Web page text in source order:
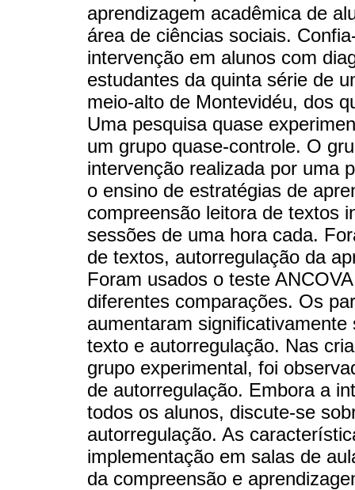
aprendizagem acadêmica de
área de ciências sociais.
intervenção em alunos com
estudantes da quinta série de
meio-alto de Montevidéu, dos
Uma pesquisa quase
um grupo quase-controle. O
intervenção realizada por uma
o ensino de estratégias de
compreensão leitora de textos
sessões de uma hora cada.
de textos, autorregulação da
Foram usados o teste
diferentes comparações. Os
aumentaram
texto e autorregulação. Nas
grupo experimental, foi
de autorregulação. Embora a
todos os alunos, discute-se
autorregulação. As
implementação em salas de
da compreensão e